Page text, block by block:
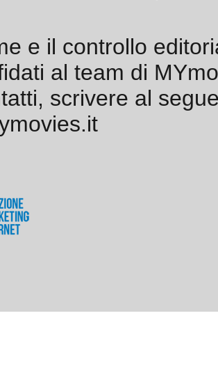
e il controllo
al team di
scrivere al